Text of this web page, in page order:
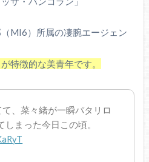
MI6）所属の凄腕エージェン
特徴的な美青年です。
、菜々緒が一瞬パタリロ
まった今日この頃。